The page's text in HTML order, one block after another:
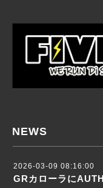
NEWS
2026-03-09 08:16:00
GRカローラに